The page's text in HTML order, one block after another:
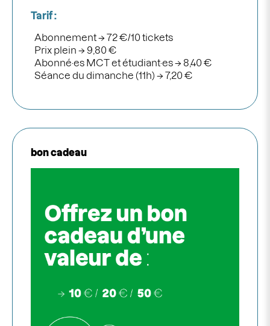
Tarif :
Abonnement→ 72 €/10 tickets
Prix plein → 9,80 €
Abonné·es MCT et étudiant·es→ 8,40 €
Séance du dimanche (11h) → 7,20 €
bon cadeau